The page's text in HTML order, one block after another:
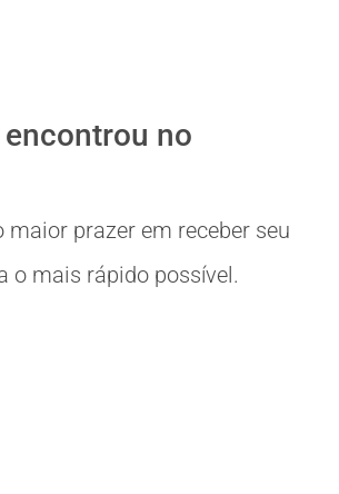
no
prazer em receber seu
o mais rápido possível.